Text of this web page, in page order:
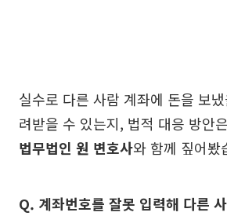
실수로 다른 사람 계좌에 돈을 보
려받을 수 있는지, 법적 대응 방안
법무법인 원 변호사와 함께 짚어봤
Q. 계좌번호를 잘못 입력해 다른